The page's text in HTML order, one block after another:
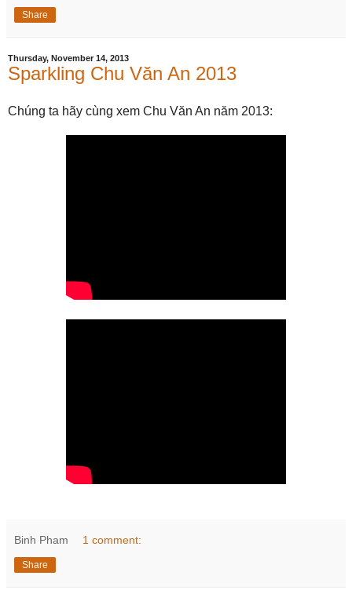
Share
Thursday, November 14, 2013
Sparkling Chu Văn An 2013
Chúng ta hãy cùng xem Chu Văn An năm 2013:
Binh Pham 1 comment:
Share